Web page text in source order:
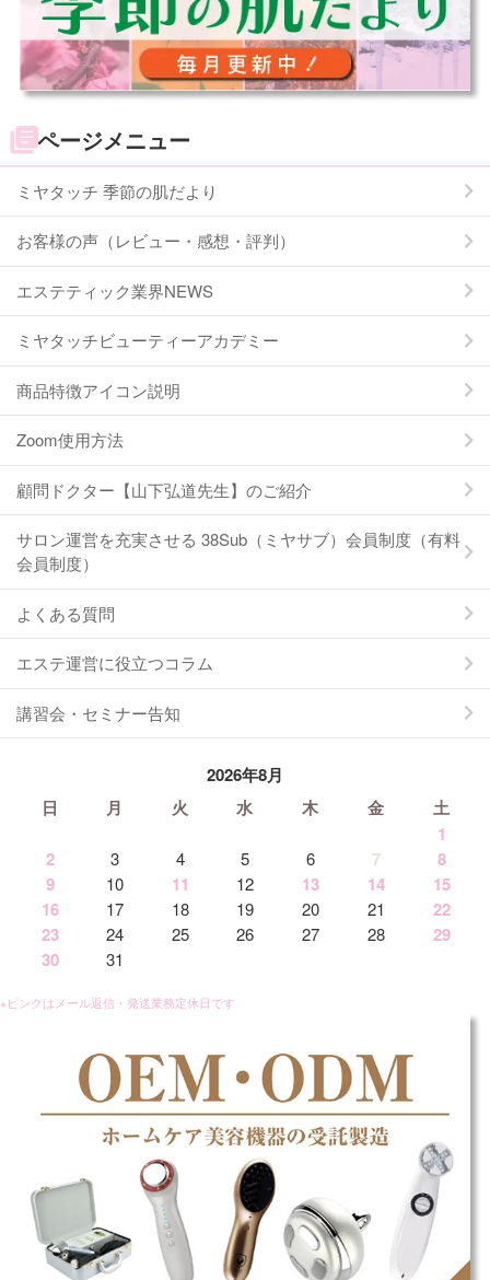
ページメニュー
ミヤタッチ 季節の肌だより
お客様の声（レビュー・感想・評判）
エステティック業界NEWS
ミヤタッチビューティーアカデミー
商品特徴アイコン説明
Zoom使用方法
顧問ドクター【山下弘道先生】のご紹介
サロン運営を充実させる 38Sub（ミヤサブ）会員制度（有料
会員制度）
よくある質問
エステ運営に役立つコラム
講習会・セミナー告知
2026年8月
日
月 火 水 木 金
土
1
2
3 4 5 6 7
8
9
10 11 12 13 14
15
16
17 18 19 20 21
22
23
24 25 26 27 28
29
30
31